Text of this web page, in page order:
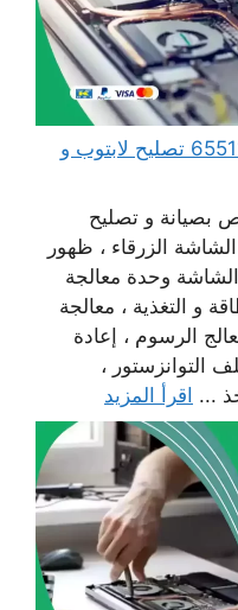
مهندس كمبيوتر الضباعية 65511033 تصليح لابتوب و
بصيانة و تصليح
الزرقاء ، ظهور
وحدة معالجة
و التغذية ، معالجة
الرسوم ، إعادة
التوانزستور ،
... اقرأ المزيد